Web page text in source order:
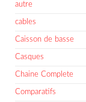
autre
cables
Caisson de basse
Casques
Chaine Complete
Comparatifs